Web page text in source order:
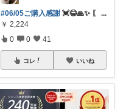
#06/05ご購入感謝 💓😂🙏✨️ 〖 ...
￥ 2,224
0 0 41
コレ いいね